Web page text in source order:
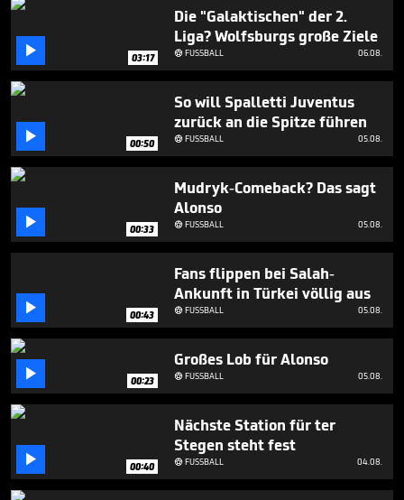
minute,
seconds
 03:17
Die "Galaktischen" der 2.
Liga? Wolfsburgs große Ziele
FUSSBALL 06.08.
 00:50
So will Spalletti Juventus
zurück an die Spitze führen
FUSSBALL 05.08.
 00:33
Mudryk-Comeback? Das sagt
Alonso
FUSSBALL 05.08.
 00:43
Fans flippen bei Salah-
Ankunft in Türkei völlig aus
FUSSBALL 05.08.
 00:23
Großes Lob für Alonso
FUSSBALL 05.08.
 00:40
Nächste Station für ter
Stegen steht fest
FUSSBALL 04.08.